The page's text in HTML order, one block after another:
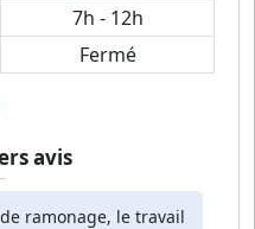
7h - 12h
Fermé
avis
ramonage, le travail